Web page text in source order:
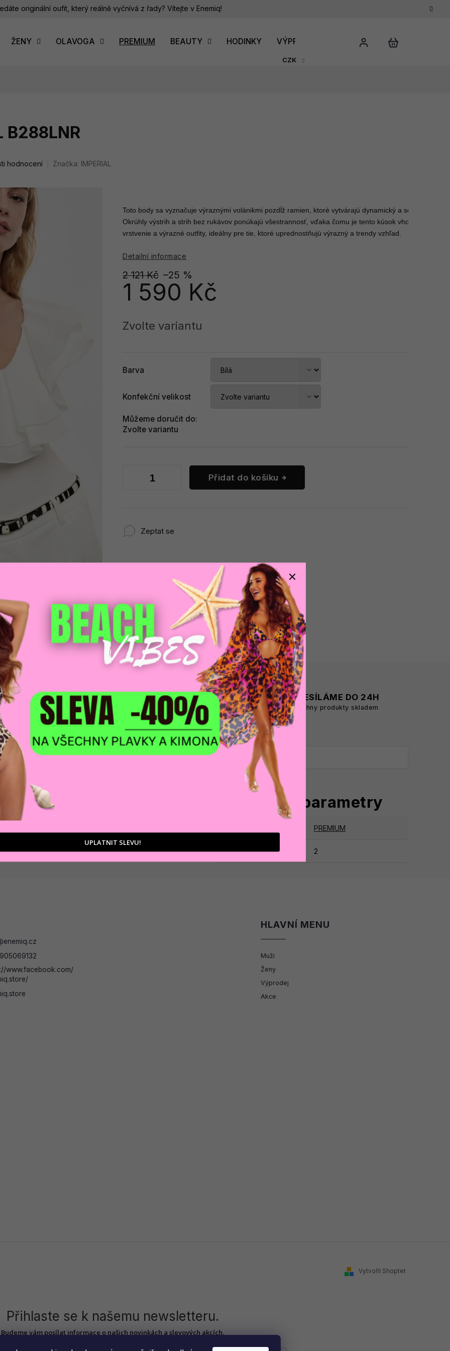
originální oufit, který reálně vyčnívá z řady? Vítejte v Enemiq!
CZK
ŽENY OLAVOGA PREMIUM BEAUTY HODINKY VÝPRODEJ DÁRKOVÝ POUKAZ
B288LNR
hodnocení Značka: IMPERIAL
2 121 Kč –25 %
1 590 Kč
cena:
Zvolte variantu
Barva
Konfekční velikost
Můžeme doručit do:
Zvolte variantu
Přidat do košíku
Toto body sa vyznačuje výraznými volánikmi pozdĺž ramien, ktoré vytvárajú dynamický a sochársky
Okrúhly výstrih a strih bez rukávov ponúkajú všestrannosť, vďaka čomu je tento kúsok vhodný na
vrstvenie a výrazné outfity, ideálny pre tie, ktoré uprednostňujú výrazný a trendy vzhľad.
Detailní informace
Zeptat se
VÁM
produktů
DOPRAVA ZDARMA
na adresu nebo pobočku
Zásilkovny
ODESÍLÁME DO 24H
všechny produkty skladem
Doplňkové parametry
PREMIUM
Záruka: 2
enemiq.cz
www.facebook.com/
HLAVNÍ MENU
Muži
Ženy
Výprodej
Akce
Vytvořil Shoptet
Přihlaste se k našemu newsletteru.
Budeme vám posílat informace o našich novinkách a slevových akcích.
UPLATNIT SLEVU!